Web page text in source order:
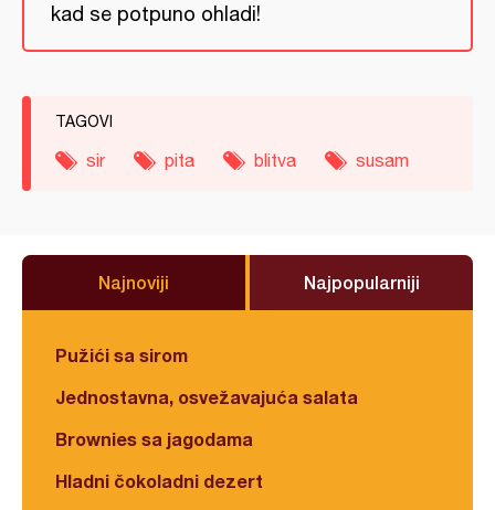
kad se potpuno ohladi!
TAGOVI
sir pita blitva susam
Najnoviji Najpopularniji
Pužići sa sirom
Jednostavna, osvežavajuća salata
Brownies sa jagodama
Hladni čokoladni dezert